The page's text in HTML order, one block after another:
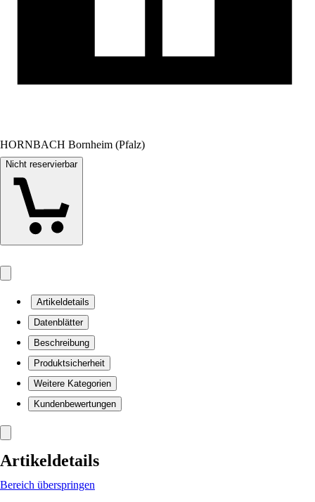
HORNBACH Bornheim (Pfalz)
Nicht reservierbar
Artikeldetails
Datenblätter
Beschreibung
Produktsicherheit
Weitere Kategorien
Kundenbewertungen
Artikeldetails
Bereich überspringen